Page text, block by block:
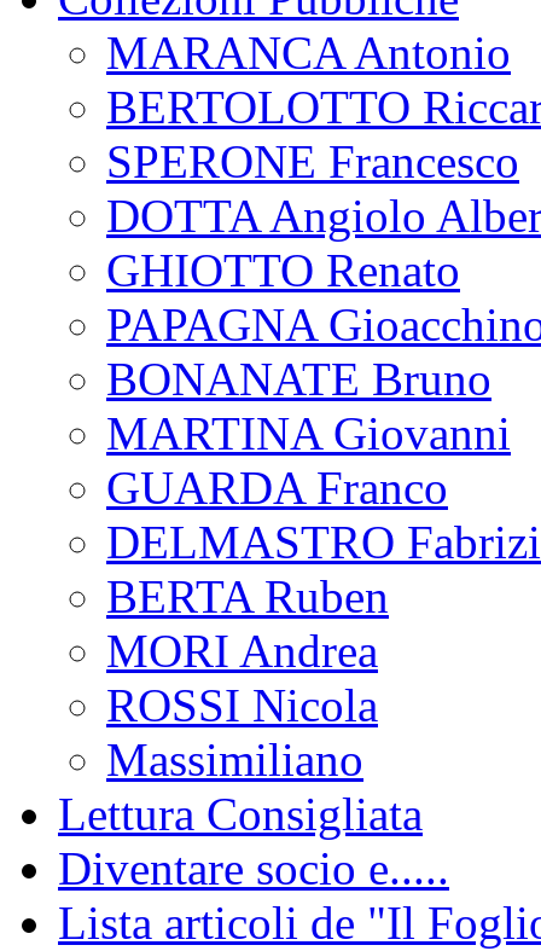
MARANCA Antonio
BERTOLOTTO
SPERONE Francesco
DOTTA Angiolo
GHIOTTO Renato
PAPAGNA
BONANATE Bruno
MARTINA Giovanni
GUARDA Franco
DELMASTRO
BERTA Ruben
MORI Andrea
ROSSI Nicola
Massimiliano
Lettura Consigliata
Diventare socio e.....
Lista articoli de "Il